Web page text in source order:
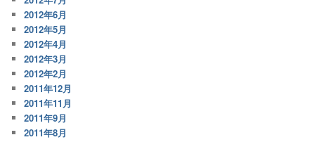
2012年6月
2012年5月
2012年4月
2012年3月
2012年2月
2011年12月
2011年11月
2011年9月
2011年8月